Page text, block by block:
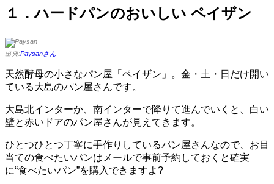
１．ハードパンのおいしい ペイザン
出典:Paysanさん
天然酵母の小さなパン屋「ペイザン」。金・土・日だけ開い
ている大島のパン屋さんです。
大島北インターか、南インターで降りて進んでいくと、白い
壁と赤いドアのパン屋さんが見えてきます。
ひとつひとつ丁寧に手作りしているパン屋さんなので、お目
当ての食べたいパンはメールで事前予約しておくと確実
に“食べたいパン”を購入できますよ?